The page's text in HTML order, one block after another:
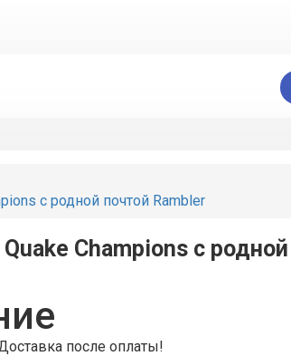
с родной почтой Rambler
Champions с
после оплаты!